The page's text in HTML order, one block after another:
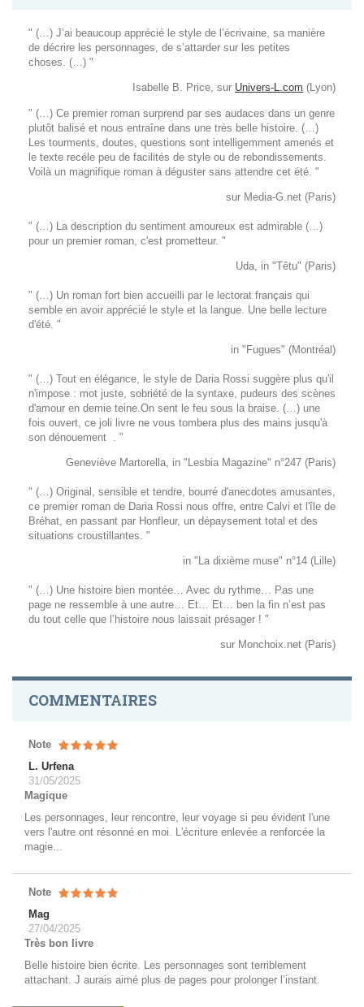
" (…) J’ai beaucoup apprécié le style de l’écrivaine, sa manière
de décrire les personnages, de s’attarder sur les petites
choses. (…) "
Isabelle B. Price, sur Univers-L.com (Lyon)
" (…) Ce premier roman surprend par ses audaces dans un genre
plutôt balisé et nous entraîne dans une très belle histoire. (…)
Les tourments, doutes, questions sont intelligemment amenés et
le texte recéle peu de facilités de style ou de rebondissements.
Voilà un magnifique roman à déguster sans attendre cet été. "
sur Media-G.net (Paris)
" (…) La description du sentiment amoureux est admirable (…)
pour un premier roman, c'est prometteur. "
Uda, in "Têtu" (Paris)
" (…) Un roman fort bien accueilli par le lectorat français qui
semble en avoir apprécié le style et la langue. Une belle lecture
d'été. "
in "Fugues" (Montréal)
" (…) Tout en élégance, le style de Daria Rossi suggère plus qu'il
n'impose : mot juste, sobriété de la syntaxe, pudeurs des scènes
d'amour en demie teine.On sent le feu sous la braise. (…) une
fois ouvert, ce joli livre ne vous tombera plus des mains jusqu'à
son dénouement . "
Geneviève Martorella, in "Lesbia Magazine" n°247 (Paris)
" (…) Original, sensible et tendre, bourré d'anecdotes amusantes,
ce premier roman de Daria Rossi nous offre, entre Calvi et l'île de
Bréhat, en passant par Honfleur, un dépaysement total et des
situations croustillantes. "
in "La dixième muse" n°14 (Lille)
" (…) Une histoire bien montée… Avec du rythme… Pas une
page ne ressemble à une autre… Et… Et… ben la fin n’est pas
du tout celle que l’histoire nous laissait présager ! "
sur Monchoix.net (Paris)
COMMENTAIRES
Note
L. Urfena
31/05/2025
Magique
Les personnages, leur rencontre, leur voyage si peu évident l'une
vers l'autre ont résonné en moi. L'écriture enlevée a renforcée la
magie...
Note
Mag
27/04/2025
Très bon livre
Belle histoire bien écrite. Les personnages sont terriblement
attachant. J aurais aimé plus de pages pour prolonger l’instant.